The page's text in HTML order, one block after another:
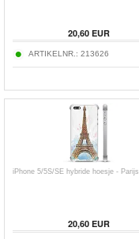
20,60EUR
ARTIKELNR.: 213626
iPhone 5/5S/SE hybride hoesje - Parijs
20,60EUR